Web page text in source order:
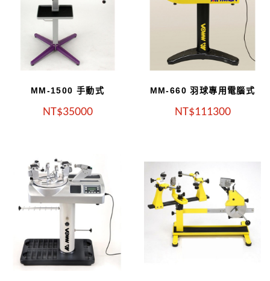
MM-1500 手動式
NT 35000
MM-660 羽球專用電腦式
NT 111300